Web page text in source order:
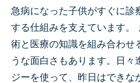
急病になった子供がすぐに診
する仕組みを支えています。
術と医療の知識を組み合わせ
うな面白さもあります。日々
ジーを使って、昨日はできな